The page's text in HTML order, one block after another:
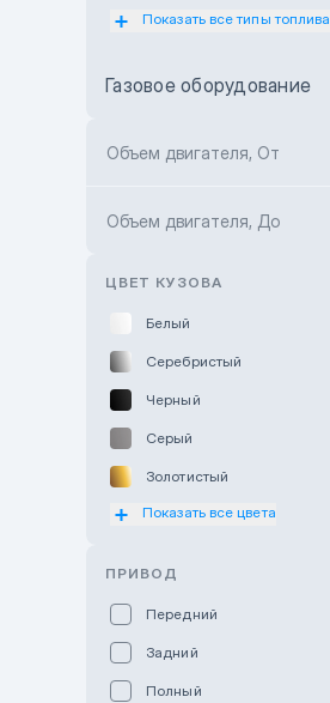
Subaru Motor Almaty
Toyota Kokshetau
Hyundai ShymCity
Показать все типы топлива
Газовое оборудование
Объем двигателя, От
Объем двигателя, До
ЦВЕТ КУЗОВА
Белый
Серебристый
Черный
Серый
Золотистый
Оранжевый
Показать все цвета
ПРИВОД
Передний
Задний
Полный